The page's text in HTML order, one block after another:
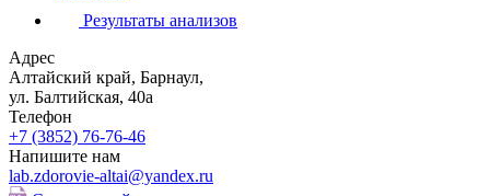
Результаты анализов
Адрес
Алтайский край, Барнаул,
ул. Балтийская, 40а
Телефон
+7 (3852) 76-76-46
Напишите нам
lab.zdorovie-altai@yandex.ru